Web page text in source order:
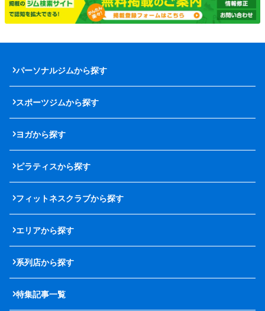
パーソナルジムから探す
スポーツジムから探す
ヨガから探す
ピラティスから探す
フィットネスクラブから探す
エリアから探す
系列店から探す
特集記事一覧